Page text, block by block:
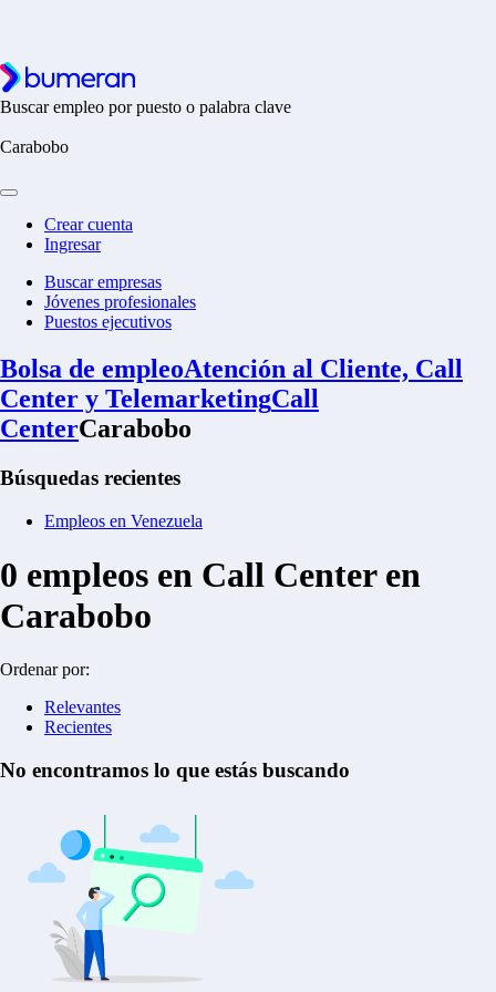
Buscar empleo por puesto o palabra clave
Carabobo
Crear cuenta
Ingresar
Buscar empresas
Jóvenes profesionales
Puestos ejecutivos
Bolsa de empleoAtención al Cliente, Call
Center y TelemarketingCall
CenterCarabobo
Búsquedas recientes
Empleos en Venezuela
0 empleos en Call Center en
Carabobo
Ordenar por:
Relevantes
Recientes
No encontramos lo que estás buscando